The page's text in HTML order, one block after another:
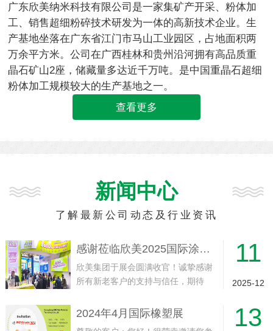
广东欣美纳米科技有限公司是一家集矿产开采、粉体加
工、销售超细粉碎技术研发为一体的高新技术企业。生
产基地坐落在广东省江门市马山工业园区，占地面积两
万余平方米。公司在广西桂林和贵州沿河拥有高品质重
晶石矿山2座，储藏量多达近千万吨。是中国重晶石超细
粉体加工规模较大的生产基地之一。
查看更多
新闻中心
了解最新公司动态及行业资讯
感谢莅临欣美2025国际涂料展展位
欣美集团于展会圆满收官！诚挚感谢
所有新老客户的支持与信任，期待
11
2025-12
2024年4月国际橡塑展 13